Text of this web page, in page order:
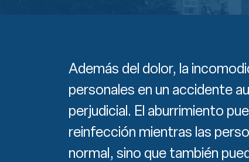
Además del dolor, la
personales en un accidente
perjudicial. El aburrimiento
reinfección mientras las
normal, sino que también